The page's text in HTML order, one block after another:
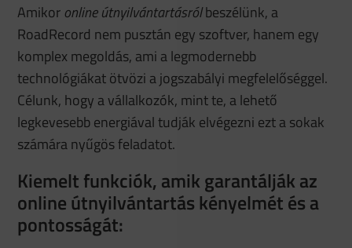
Amikor online útnyilvántartásrólbeszélünk, a
RoadRecord nem pusztán egy szoftver, hanem egy
komplex megoldás, ami a legmodernebb
technológiákat ötvözi a jogszabályi megfelelőséggel.
Célunk, hogy a vállalkozók, mint te, a lehető
legkevesebb energiával tudják elvégezni ezt a sokak
számára nyűgös feladatot.
Kiemelt funkciók, amik garantálják az
online útnyilvántartás kényelmét és a
pontosságát: